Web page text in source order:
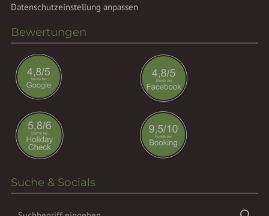
Datenschutzeinstellung anpassen
Bewertungen
Suche & Socials
Suchbegriff